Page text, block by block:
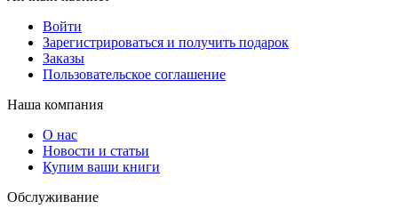
Войти
Зарегистрироваться и получить подарок
Заказы
Пользовательское соглашение
Наша компания
О нас
Новости и статьи
Купим ваши книги
Обслуживание